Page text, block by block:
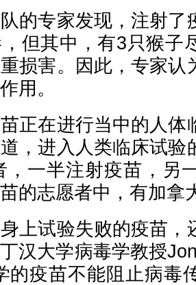
的专家发现，注射了
但其中，有3只猴子
损害。因此，专家认
用。
正在进行当中的人体
，进入人类临床试验
，一半注射疫苗，另
的志愿者中，有加拿
上试验失败的疫苗，
汉大学病毒学教授
的疫苗不能阻止病毒